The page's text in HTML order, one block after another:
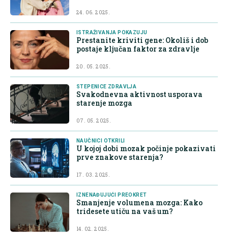
24. 06. 2025.
ISTRAŽIVANJA POKAZUJU
Prestanite kriviti gene: Okoliš i dob
postaje ključan faktor za zdravlje
20. 05. 2025.
STEPENICE ZDRAVLJA
Svakodnevna aktivnost usporava
starenje mozga
07. 05. 2025.
NAUČNICI OTKRILI
U kojoj dobi mozak počinje pokazivati
prve znakove starenja?
17. 03. 2025.
IZNENAĐUJUĆI PREOKRET
Smanjenje volumena mozga: Kako
tridesete utiču na vaš um?
14. 02. 2025.